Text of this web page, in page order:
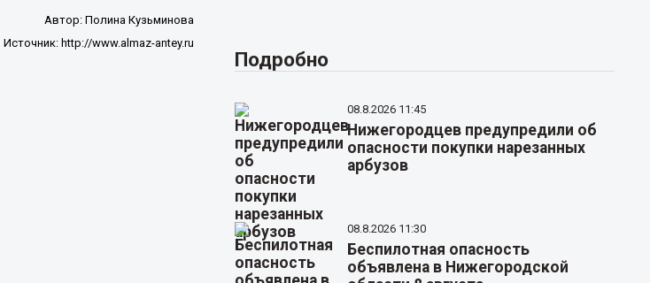
Автор: Полина Кузьминова
Источник: http://www.almaz-antey.ru
Подробно
08.8.2026 11:45
Нижегородцев предупредили об
опасности покупки нарезанных
арбузов
08.8.2026 11:30
Беспилотная опасность
объявлена в Нижегородской